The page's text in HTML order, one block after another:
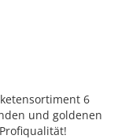
6
und goldenen